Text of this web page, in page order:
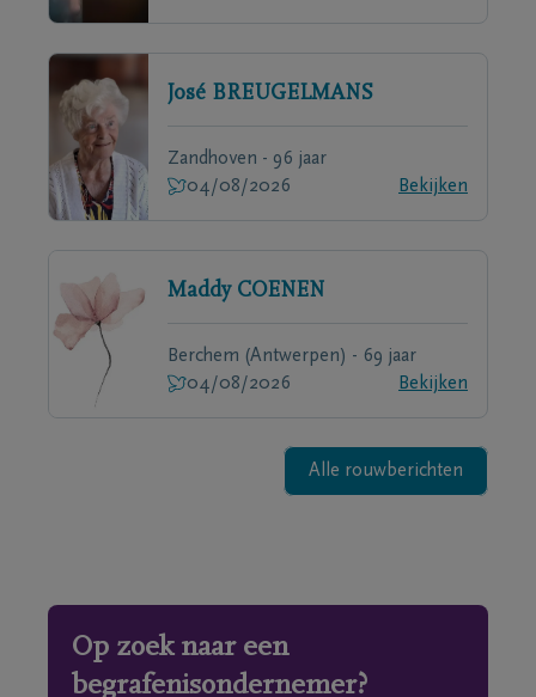
José BREUGELMANS
Zandhoven - 96 jaar
04/08/2026
Bekijken
Maddy COENEN
Berchem (Antwerpen) - 69 jaar
04/08/2026
Bekijken
Alle rouwberichten
Op zoek naar een
begrafenisondernemer?